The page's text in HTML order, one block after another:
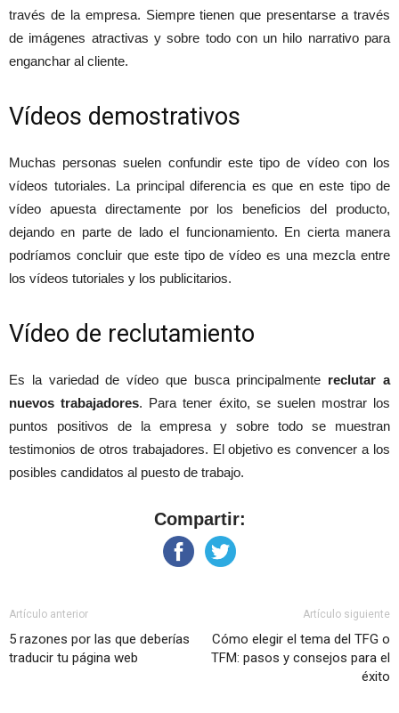
través de la empresa. Siempre tienen que presentarse a través
de imágenes atractivas y sobre todo con un hilo narrativo para
enganchar al cliente.
Vídeos demostrativos
Muchas personas suelen confundir este tipo de vídeo con los
vídeos tutoriales. La principal diferencia es que en este tipo de
vídeo apuesta directamente por los beneficios del producto,
dejando en parte de lado el funcionamiento. En cierta manera
podríamos concluir que este tipo de vídeo es una mezcla entre
los vídeos tutoriales y los publicitarios.
Vídeo de reclutamiento
Es la variedad de vídeo que busca principalmente reclutar a
nuevos trabajadores. Para tener éxito, se suelen mostrar los
puntos positivos de la empresa y sobre todo se muestran
testimonios de otros trabajadores. El objetivo es convencer a los
posibles candidatos al puesto de trabajo.
Compartir:
Artículo anterior
5 razones por las que deberías
traducir tu página web
Artículo siguiente
Cómo elegir el tema del TFG o
TFM: pasos y consejos para el
éxito